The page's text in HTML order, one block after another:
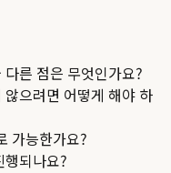
른 점은 무엇인가요?
으려면 어떻게 해야 하
가능한가요?
되나요?